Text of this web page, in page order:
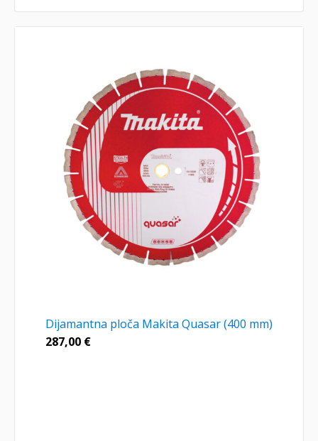
Dijamantna ploča Makita Quasar (400 mm)
287,00 €